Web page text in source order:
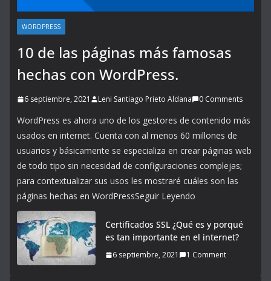
WORDPRESS
10 de las páginas más famosas
hechas con WordPress.
6 septiembre, 2021 Leni Santiago Prieto Aldana 0 Comments
WordPress es ahora uno de los gestores de contenido más
usados en internet. Cuenta con al menos 60 millones de
usuarios y básicamente se especializa en crear páginas web
de todo tipo sin necesidad de configuraciones complejas;
para contextualizar sus usos les mostraré cuáles son las
páginas hechas en WordPressSeguir Leyendo
Certificados SSL ¿Qué es y porqué
es tan importante en el internet?
6 septiembre, 2021 1 Comment